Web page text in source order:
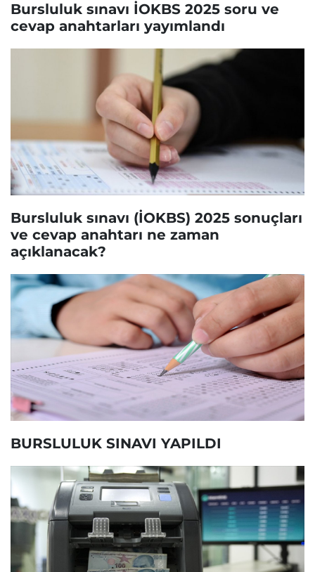
Bursluluk sınavı İOKBS 2025 soru ve
cevap anahtarları yayımlandı
Bursluluk sınavı (İOKBS) 2025 sonuçları
ve cevap anahtarı ne zaman
açıklanacak?
BURSLULUK SINAVI YAPILDI